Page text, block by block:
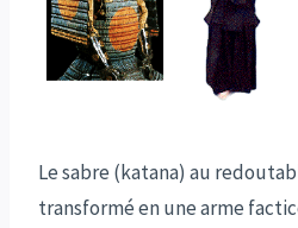
Le sabre (katana) au
transformé en une arme